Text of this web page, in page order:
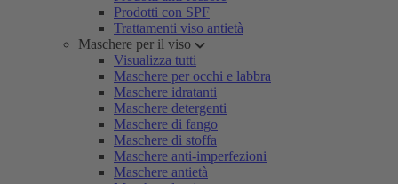
Prodotti con SPF
Trattamenti viso antietà
Maschere per il viso
Visualizza tutti
Maschere per occhi e labbra
Maschere idratanti
Maschere detergenti
Maschere di fango
Maschere di stoffa
Maschere anti-imperfezioni
Maschere antietà